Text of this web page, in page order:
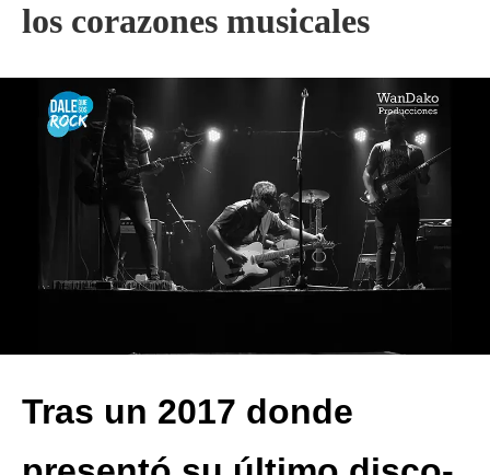
los corazones musicales
Tras un 2017 donde